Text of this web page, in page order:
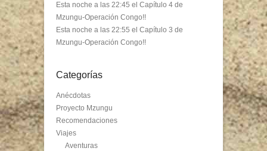
Esta noche a las 22:45 el Capítulo 4 de
Mzungu-Operación Congo!!
Esta noche a las 22:55 el Capítulo 3 de
Mzungu-Operación Congo!!
Categorías
Anécdotas
Proyecto Mzungu
Recomendaciones
Viajes
Aventuras